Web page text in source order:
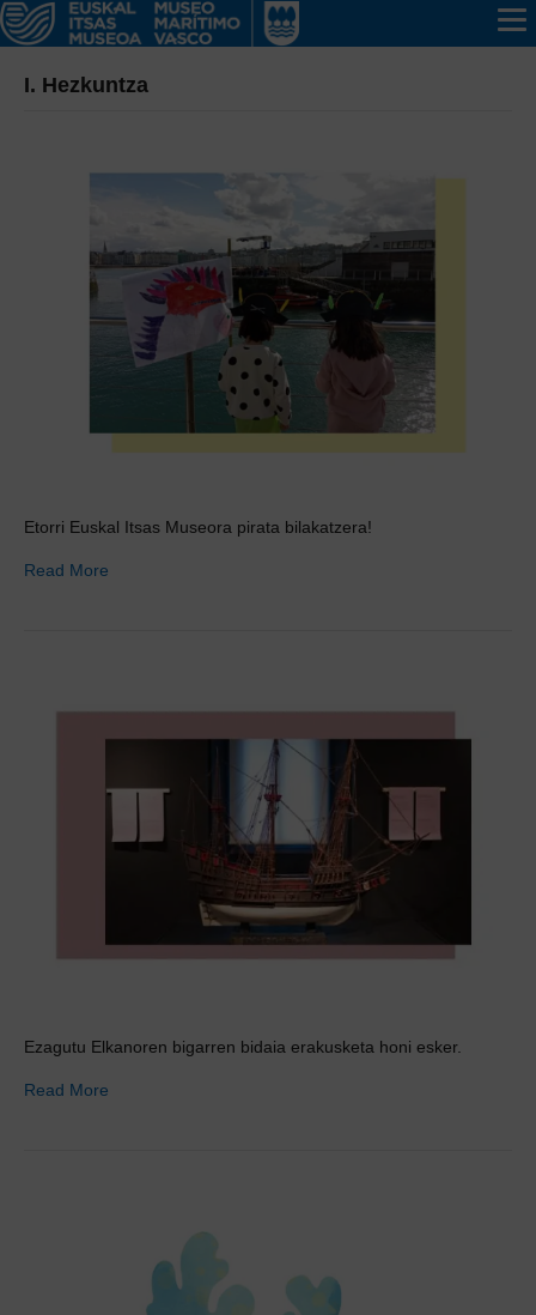
I. Hezkuntza
Etorri Euskal Itsas Museora pirata bilakatzera!
Read More
Ezagutu Elkanoren bigarren bidaia erakusketa honi esker.
Read More